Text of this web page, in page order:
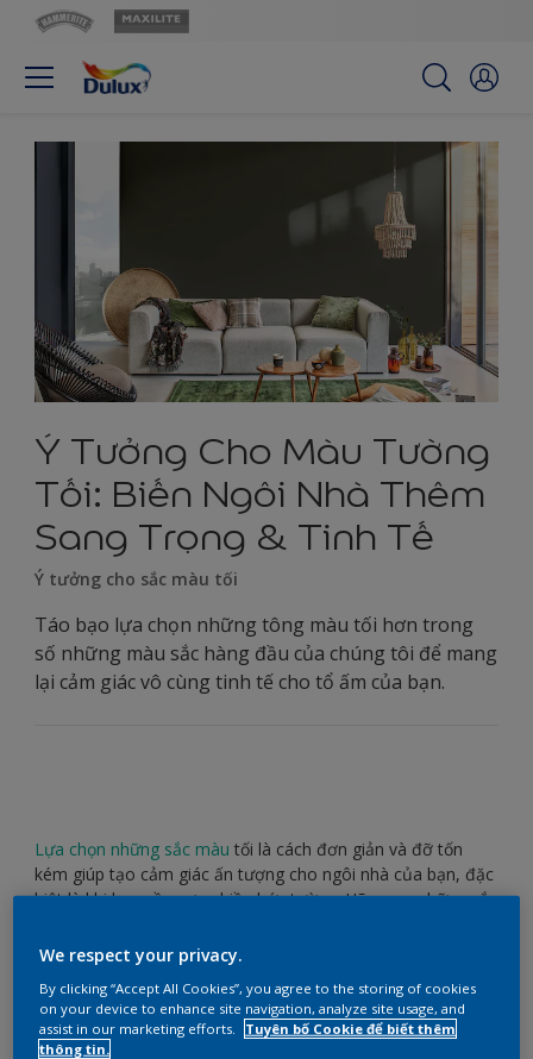
Ý Tưởng Cho Màu Tường
Tối: Biến Ngôi Nhà Thêm
Sang Trọng & Tinh Tế
Ý tưởng cho sắc màu tối
Táo bạo lựa chọn những tông màu tối hơn trong
số những màu sắc hàng đầu của chúng tôi để mang
lại cảm giác vô cùng tinh tế cho tổ ấm của bạn.
Lựa chọn những sắc màu tối là cách đơn giản và đỡ tốn
kém giúp tạo cảm giác ấn tượng cho ngôi nhà của bạn, đặc
biệt là khi bạn cần sơn nhiều bức tường. Hãy xem những sắc
bức tường của bạn.
Màu xanh mòng két vĩnh cửu
We respect your privacy.
By clicking “Accept All Cookies”, you agree to the storing of cookies
on your device to enhance site navigation, analyze site usage, and
assist in our marketing efforts.
Tuyên bố Cookie để biết thêm
thông tin.